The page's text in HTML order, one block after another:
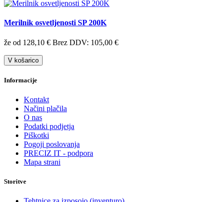
Merilnik osvetljenosti SP 200K
že od 128,10 € Brez DDV: 105,00 €
V košarico
Informacije
Kontakt
Načini plačila
O nas
Podatki podjetja
Piškotki
Pogoji poslovanja
PRECIZ IT - podpora
Mapa strani
Storitve